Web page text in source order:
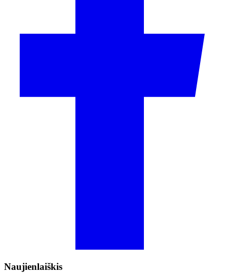
Naujienlaiškis